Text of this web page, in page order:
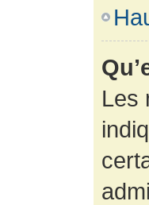
Les